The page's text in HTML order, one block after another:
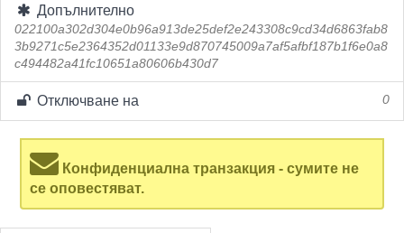
Допълнително
022100a302d304e0b96a913de25def2e243308c9cd34d6863fab8
3b9271c5e2364352d01133e9d870745009a7af5afbf187b1f6e0a8
c494482a41fc10651a80606b430d7
Отключване на 0
Конфиденциална транзакция - сумите не
се оповестяват.